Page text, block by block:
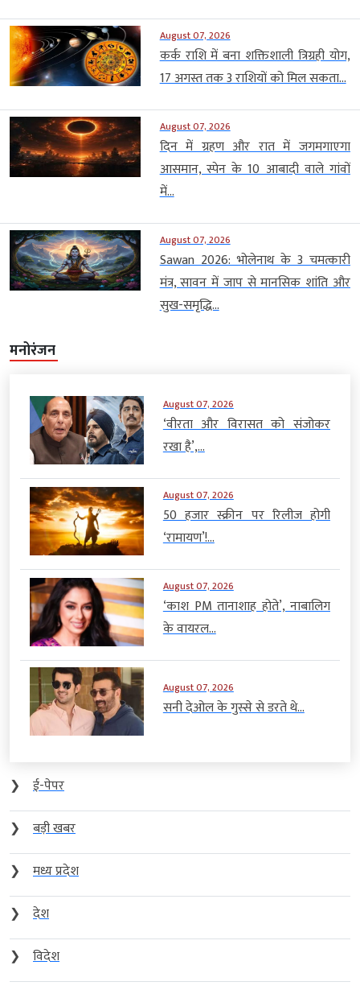
August 07, 2026
कर्क राशि में बना शक्तिशाली त्रिग्रही योग,
17 अगस्त तक 3 राशियों को मिल सकता...
August 07, 2026
दिन में ग्रहण और रात में जगमगाएगा
आसमान, स्पेन के 10 आबादी वाले गांवों
में...
August 07, 2026
Sawan 2026: भोलेनाथ के 3 चमत्कारी
मंत्र, सावन में जाप से मानसिक शांति और
सुख-समृद्धि...
मनोरंजन
August 07, 2026
‘वीरता और विरासत को संजोकर
रखा है’,...
August 07, 2026
50 हजार स्क्रीन पर रिलीज होगी
‘रामायण’!...
August 07, 2026
‘काश PM तानाशाह होते’, नाबालिग
के वायरल...
August 07, 2026
सनी देओल के गुस्से से डरते थे...
❯
ई-पेपर
❯
बड़ी खबर
❯
मध्य प्रदेश
❯
देश
❯
विदेश